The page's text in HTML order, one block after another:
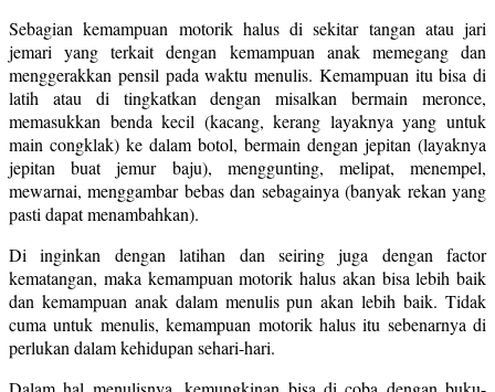
Sebagian kemampuan motorik halus di sekitar tangan atau jari
jemari yang terkait dengan kemampuan anak memegang dan
menggerakkan pensil pada waktu menulis. Kemampuan itu bisa di
latih atau di tingkatkan dengan misalkan bermain meronce,
memasukkan benda kecil (kacang, kerang layaknya yang untuk
main congklak) ke dalam botol, bermain dengan jepitan (layaknya
jepitan buat jemur baju), menggunting, melipat, menempel,
mewarnai, menggambar bebas dan sebagainya (banyak rekan yang
pasti dapat menambahkan).
Di inginkan dengan latihan dan seiring juga dengan factor
kematangan, maka kemampuan motorik halus akan bisa lebih baik
dan kemampuan anak dalam menulis pun akan lebih baik. Tidak
cuma untuk menulis, kemampuan motorik halus itu sebenarnya di
perlukan dalam kehidupan sehari-hari.